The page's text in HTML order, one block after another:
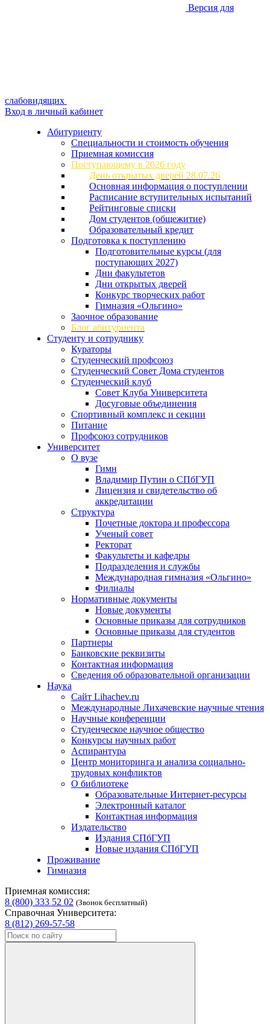
Версия для
слабовидящих
Вход в личный кабинет
Абитуриенту
Специальности и стоимость обучения
Приемная комиссия
Поступающему в 2026 году
День открытых дверей 28.07.26
Основная информация о поступлении
Расписание вступительных испытаний
Рейтинговые списки
Дом студентов (общежитие)
Образовательный кредит
Подготовка к поступлению
Подготовительные курсы (для
поступающих 2027)
Дни факультетов
Дни открытых дверей
Конкурс творческих работ
Гимназия «Ольгино»
Заочное образование
Блог абитуриента
Студенту и сотруднику
Кураторы
Студенческий профсоюз
Студенческий Совет Дома студентов
Студенческий клуб
Совет Клуба Университета
Досуговые объединения
Спортивный комплекс и секции
Питание
Профсоюз сотрудников
Университет
О вузе
Гимн
Владимир Путин о СПбГУП
Лицензия и свидетельство об
аккредитации
Структура
Почетные доктора и профессора
Ученый совет
Ректорат
Факультеты и кафедры
Подразделения и службы
Международная гимназия «Ольгино»
Филиалы
Нормативные документы
Новые документы
Основные приказы для сотрудников
Основные приказы для студентов
Партнеры
Банковские реквизиты
Контактная информация
Сведения об образовательной организации
Наука
Сайт Lihachev.ru
Международные Лихачевские научные чтения
Научные конференции
Студенческое научное общество
Конкурсы научных работ
Аспирантура
Центр мониторинга и анализа социально-
трудовых конфликтов
О библиотеке
Образовательные Интернет-ресурсы
Электронный каталог
Контактная информация
Издательство
Издания СПбГУП
Новые издания СПбГУП
Проживание
Гимназия
Приемная комиссия:
8 (800) 333 52 02 (Звонок бесплатный)
Справочная Университета:
8 (812) 269-57-58